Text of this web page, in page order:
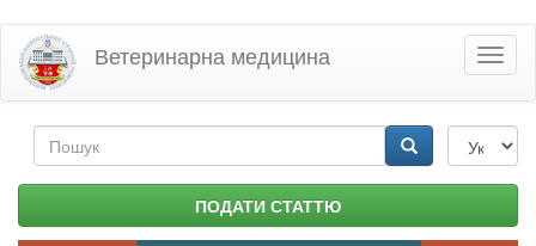
Перейти
основного
матеріалу
Ветеринарна медицина
Пошукова
форма ПОДАТИ СТАТТЮ